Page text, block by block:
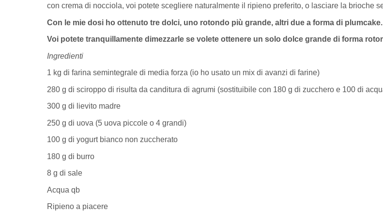
con crema di nocciola, voi potete scegliere naturalmente il ripieno preferito, o lasciare la brioche
Con le mie dosi ho ottenuto tre dolci, uno rotondo più grande, altri due a forma di plumcake.
Voi potete tranquillamente dimezzarle se volete ottenere un solo dolce grande di forma
Ingredienti
1 kg di farina semintegrale di media forza (io ho usato un mix di avanzi di farine)
280 g di sciroppo di risulta da canditura di agrumi (sostituibile con 180 g di zucchero e 100 di
300 g di lievito madre
250 g di uova (5 uova piccole o 4 grandi)
100 g di yogurt bianco non zuccherato
180 g di burro
8 g di sale
Acqua qb
Ripieno a piacere